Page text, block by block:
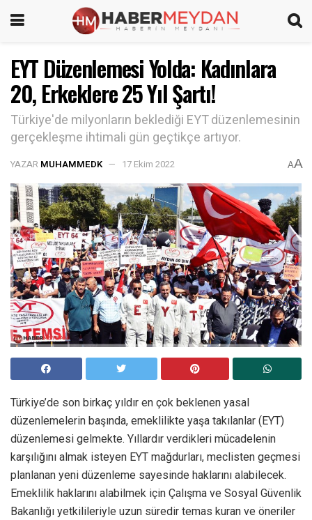
EYT Düzenlemesi Yolda: Kadınlara
20, Erkeklere 25 Yıl Şartı!
Türkiye'de milyonların beklediği EYT düzenlemesinin
gerçekleşme ihtimali gün geçtikçe artıyor.
YAZAR MUHAMMEDK 17 Ekim 2022 AA
Türkiye’de son birkaç yıldır en çok beklenen yasal
düzenlemelerin başında, emeklilikte yaşa takılanlar (EYT)
düzenlemesi gelmekte. Yıllardır verdikleri mücadelenin
karşılığını almak isteyen EYT mağdurları, meclisten geçmesi
planlanan yeni düzenleme sayesinde haklarını alabilecek.
Emeklilik haklarını alabilmek için Çalışma ve Sosyal Güvenlik
Bakanlığı yetkilileriyle uzun süredir temas kuran ve öneriler